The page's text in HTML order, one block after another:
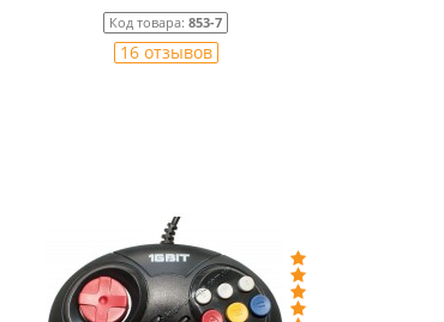
Код товара: 853-7
16 отзывов